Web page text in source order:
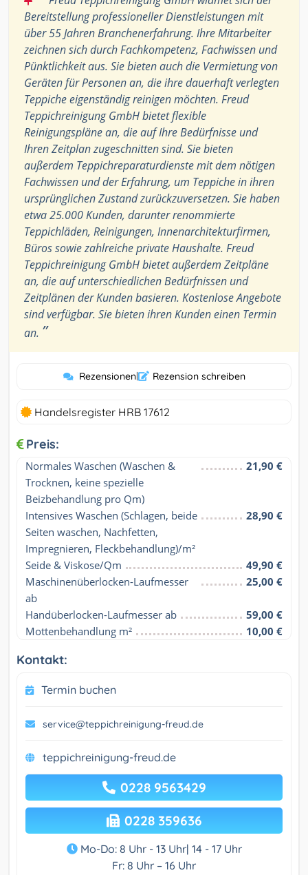
Bereitstellung professioneller Dienstleistungen mit
über 55 Jahren Branchenerfahrung. Ihre Mitarbeiter
zeichnen sich durch Fachkompetenz, Fachwissen und
Pünktlichkeit aus. Sie bieten auch die Vermietung von
Geräten für Personen an, die ihre dauerhaft verlegten
Teppiche eigenständig reinigen möchten. Freud
Teppichreinigung GmbH bietet flexible
Reinigungspläne an, die auf Ihre Bedürfnisse und
Ihren Zeitplan zugeschnitten sind. Sie bieten
außerdem Teppichreparaturdienste mit dem nötigen
Fachwissen und der Erfahrung, um Teppiche in ihren
ursprünglichen Zustand zurückzuversetzen. Sie haben
etwa 25.000 Kunden, darunter renommierte
Teppichläden, Reinigungen, Innenarchitekturfirmen,
Büros sowie zahlreiche private Haushalte. Freud
Teppichreinigung GmbH bietet außerdem Zeitpläne
an, die auf unterschiedlichen Bedürfnissen und
Zeitplänen der Kunden basieren. Kostenlose Angebote
sind verfügbar. Sie bieten ihren Kunden einen Termin
an. ”
Rezensionen| Rezension schreiben
Handelsregister HRB 17612
Preis:
Normales Waschen (Waschen &
Trocknen, keine spezielle
Beizbehandlung pro Qm)
21,90 €
Intensives Waschen (Schlagen, beide
Seiten waschen, Nachfetten,
Impregnieren, Fleckbehandlung)/m²
28,90 €
Seide & Viskose/Qm
49,90 €
Maschinenüberlocken-Laufmesser
ab
25,00 €
Handüberlocken-Laufmesser ab
59,00 €
Mottenbehandlung m²
10,00 €
Kontakt:
Termin buchen
service@teppichreinigung-freud.de
teppichreinigung-freud.de
0228 9563429
0228 359636
Mo-Do: 8 Uhr - 13 Uhr| 14 - 17 Uhr
Fr: 8 Uhr – 16 Uhr